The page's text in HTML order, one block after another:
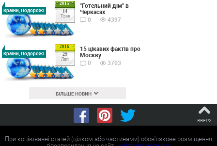
2015
14
Трав
Країни, Подорожі
"Готельний дім" в
Черкасах
0
4397
2016
29
Лип
Країни, Подорожі
15 цікавих фактів про
Москву
0
3703
БІЛЬШЕ НОВИН
ВВЕРХ
При копіюванні статей (цілком або частинами) обов'язкове розміщення